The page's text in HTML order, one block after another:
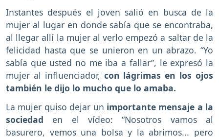
Instantes después el joven salió en busca de la
mujer al lugar en donde sabía que se encontraba,
al llegar allí la mujer al verlo empezó a saltar de la
felicidad hasta que se unieron en un abrazo. “Yo
sabía que usted no me iba a fallar”, le expresó la
mujer al influenciador, con lágrimas en los ojos
también le dijo lo mucho que lo amaba.
La mujer quiso dejar un importante mensaje a la
sociedad en el vídeo: “Nosotros vamos al
basurero, vemos una bolsa y la abrimos... pero